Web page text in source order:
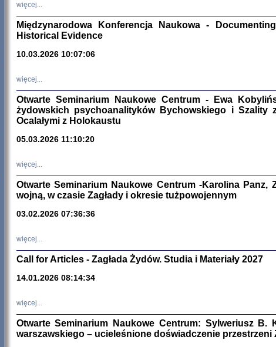
nr 17, R.
Warszawa
NIE WIEMY CO
Dziennik
Moszek Baum, oprac.
Zagłada
Studia i
więcej...
Międzynarodowa Konferencja Naukowa -
Historical Evidence
10.03.2026 10:07:06
więcej...
Otwarte Seminarium Naukowe Centrum - Ewa
żydowskich psychoanalityków Bychowskiego i
Ocalałymi z Holokaustu
05.03.2026 11:10:20
więcej...
Otwarte Seminarium Naukowe Centrum -Karolina Panz,
wojną, w czasie Zagłady i okresie tużpowojennym
03.02.2026 07:36:36
więcej...
Call for Articles - Zagłada Żydów. Studia i Materiały 2027
14.01.2026 08:14:34
więcej...
Otwarte Seminarium Naukowe Centrum: Sylweriusz B.
warszawskiego – ucieleśnione doświadczenie przestrzeni